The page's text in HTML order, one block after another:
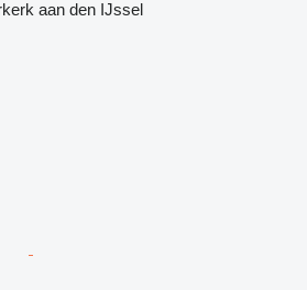
aan den IJssel